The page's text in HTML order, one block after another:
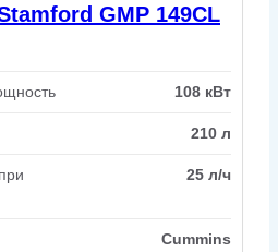
GMP 149CL
108 кВт
210 л
25 л/ч
Cummins